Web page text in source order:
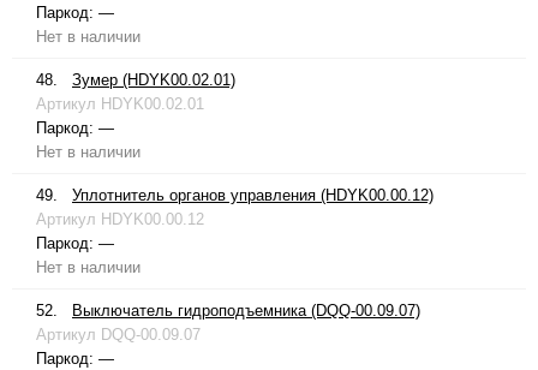
Паркод: —
Нет в наличии
48.
Зумер (HDYK00.02.01)
Артикул HDYK00.02.01
Паркод: —
Нет в наличии
49.
Уплотнитель органов управления (HDYK00.00.12)
Артикул HDYK00.00.12
Паркод: —
Нет в наличии
52.
Выключатель гидроподъемника (DQQ-00.09.07)
Артикул DQQ-00.09.07
Паркод: —